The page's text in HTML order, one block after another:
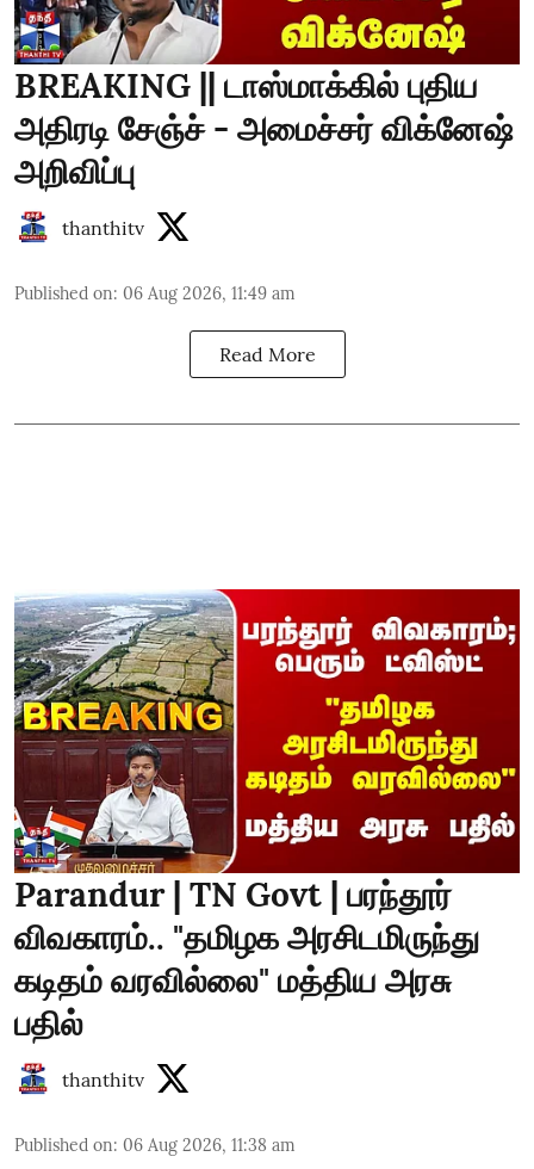
BREAKING || டாஸ்மாக்கில் புதிய
அதிரடி சேஞ்ச் - அமைச்சர் விக்னேஷ்
அறிவிப்பு
thanthitv
Published on: 06 Aug 2026, 11:49 am
Read More
Parandur | TN Govt | பரந்தூர்
விவகாரம்.. "தமிழக அரசிடமிருந்து
கடிதம் வரவில்லை" மத்திய அரசு
பதில்
thanthitv
Published on: 06 Aug 2026, 11:38 am